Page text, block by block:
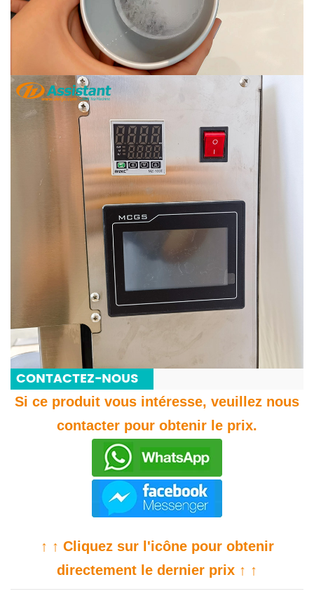
CONTACTEZ-NOUS
Si ce produit vous intéresse, veuillez nous
contacter pour obtenir le prix.
↑ ↑ Cliquez sur l'icône pour obtenir
directement le dernier prix ↑ ↑